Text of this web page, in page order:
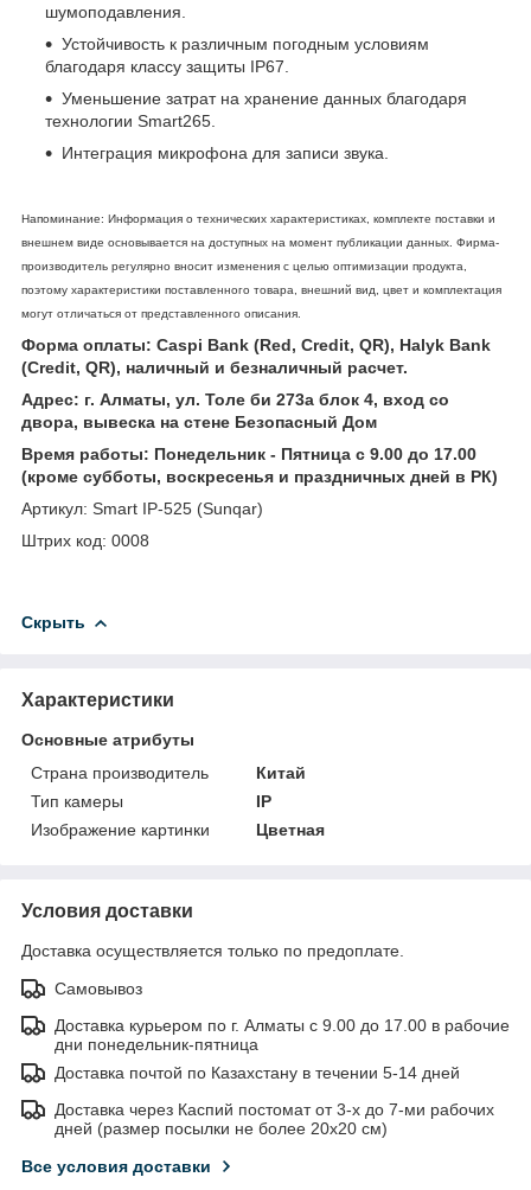
шумоподавления.
Устойчивость к различным погодным условиям
благодаря классу защиты IP67.
Уменьшение затрат на хранение данных благодаря
технологии Smart265.
Интеграция микрофона для записи звука.
Напоминание: Информация о технических характеристиках, комплекте поставки и
внешнем виде основывается на доступных на момент публикации данных. Фирма-
производитель регулярно вносит изменения с целью оптимизации продукта,
поэтому характеристики поставленного товара, внешний вид, цвет и комплектация
могут отличаться от представленного описания.
Форма оплаты: Caspi Bank (Red, Credit, QR), Halyk Bank
(Credit, QR), наличный и безналичный расчет.
Адрес: г. Алматы, ул. Толе би 273а блок 4, вход со
двора, вывеска на стене Безопасный Дом
Время работы: Понедельник - Пятница с 9.00 до 17.00
(кроме субботы, воскресенья и праздничных дней в РК)
Артикул: Smart IP-525 (Sunqar)
Штрих код: 0008
Скрыть
Характеристики
Основные атрибуты
Страна производитель
Китай
Тип камеры
IP
Изображение картинки
Цветная
Условия доставки
Доставка осуществляется только по предоплате.
Самовывоз
Доставка курьером по г. Алматы с 9.00 до 17.00 в рабочие
дни понедельник-пятница
Доставка почтой по Казахстану в течении 5-14 дней
Доставка через Каспий постомат от 3-х до 7-ми рабочих
дней (размер посылки не более 20х20 см)
Все условия доставки